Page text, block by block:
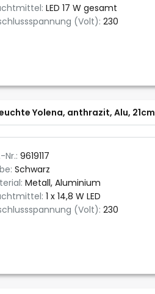
LED 17 W gesamt
(Volt): 230
Yolena, anthrazit, Alu, 21cm
Nr.: 9619117
Schwarz
Metall, Aluminium
1 x 14,8 W LED
(Volt): 230